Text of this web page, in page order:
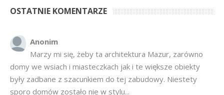
Marzy mi się, żeby ta architektura Mazur, zarówno
domy we wsiach i miasteczkach jak i te większe obiekty
były zadbane z szacunkiem do tej zabudowy. Niestety
sporo domów zostało nie w stylu...
Ciągną kasę z Polskiego Ładu 2 weeks ago